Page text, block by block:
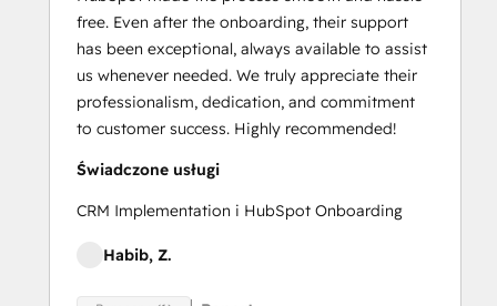
free. Even after the onboarding, their support
has been exceptional, always available to assist
us whenever needed. We truly appreciate their
professionalism, dedication, and commitment
to customer success. Highly recommended!
Świadczone usługi
CRM Implementation i HubSpot Onboarding
Habib, Z.